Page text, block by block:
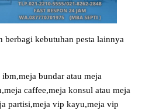
berbagi kebutuhan pesta lainnya
bundar atau meja
caffee,meja konsul atau meja
partisi,meja vip kayu,meja vip